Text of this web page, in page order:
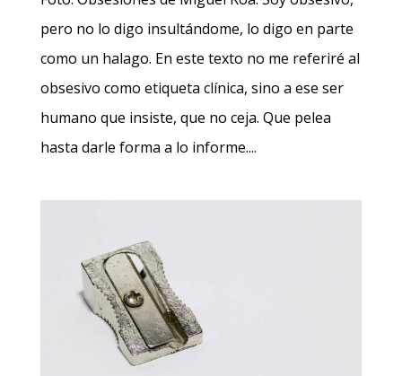
pero no lo digo insultándome, lo digo en parte
como un halago. En este texto no me referiré al
obsesivo como etiqueta clínica, sino a ese ser
humano que insiste, que no ceja. Que pelea
hasta darle forma a lo informe....